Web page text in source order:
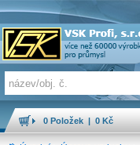
0 Položek | 0 Kč